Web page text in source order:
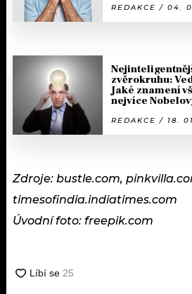
REDAKCE / 04.
zvěrokruhu:
Jaké znamení
nejvíce
REDAKCE / 18.
Zdroje: bustle.com,
timesofindia.indiatimes.com
Úvodní foto: freepik.com